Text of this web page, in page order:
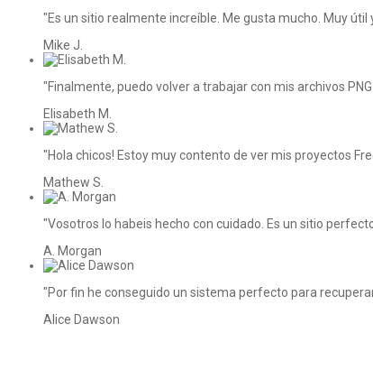
"Es un sitio realmente increíble. Me gusta mucho. Muy útil
Mike J.
"Finalmente, puedo volver a trabajar con mis archivos
Elisabeth M.
"Hola chicos! Estoy muy contento de ver mis proyectos
Mathew S.
"Vosotros lo habeis hecho con cuidado. Es un sitio
A. Morgan
"Por fin he conseguido un sistema perfecto para
Alice Dawson